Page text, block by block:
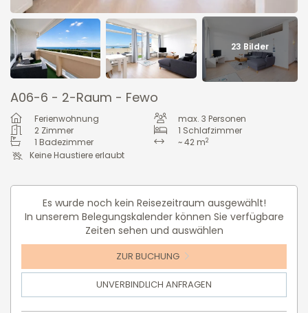
23 Bilder
A06-6 - 2-Raum - Fewo
Ferienwohnung max. 3 Personen
2 Zimmer 1 Schlafzimmer
1 Badezimmer ~ 42 m2
Keine Haustiere erlaubt
Es wurde noch kein Reisezeitraum ausgewählt!
In unserem Belegungskalender können Sie verfügbare
Zeiten sehen und auswählen
ZUR BUCHUNG
UNVERBINDLICH ANFRAGEN